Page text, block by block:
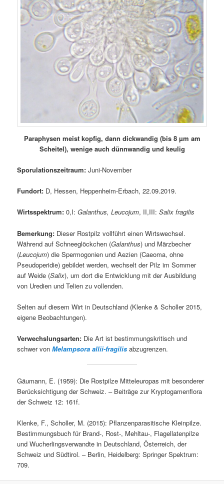
Paraphysen meist kopfig, dann dickwandig (bis 8 µm am
Scheitel), wenige auch dünnwandig und keulig
Sporulationszeitraum: Juni-November
Fundort: D, Hessen, Heppenheim-Erbach, 22.09.2019.
Wirtsspektrum: 0,I:Galanthus, Leucojum, II,III:Salix fragilis
Bemerkung: Dieser Rostpilz vollführt einen Wirtswechsel.
Während auf Schneeglöckchen (Galanthus) und Märzbecher
(Leucojum) die Spermogonien und Aezien (Caeoma, ohne
Pseudoperidie) gebildet werden, wechselt der Pilz im Sommer
auf Weide (Salix), um dort die Entwicklung mit der Ausbildung
von Uredien und Telien zu vollenden.
Selten auf diesem Wirt in Deutschland (Klenke & Scholler 2015,
eigene Beobachtungen).
Verwechslungsarten: Die Art ist bestimmungskritisch und
schwer vonMelampsora allii-fragilis abzugrenzen.
Gäumann, E. (1959): Die Rostpilze Mitteleuropas mit besonderer
Berücksichtigung der Schweiz. – Beiträge zur Kryptogamenflora
der Schweiz 12: 161f.
Klenke, F., Scholler, M. (2015): Pflanzenparasitische Kleinpilze.
Bestimmungsbuch für Brand-, Rost-, Mehltau-, Flagellatenpilze
und Wucherlingsverwandte in Deutschland, Österreich, der
Schweiz und Südtirol. – Berlin, Heidelberg: Springer Spektrum:
709.